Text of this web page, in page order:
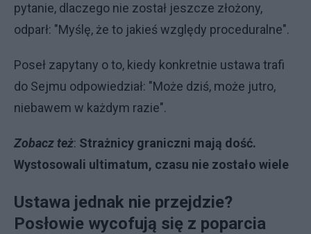
pytanie, dlaczego nie został jeszcze złożony,
odparł: "Myślę, że to jakieś względy proceduralne".
Poseł zapytany o to, kiedy konkretnie ustawa trafi
do Sejmu odpowiedział: "Może dziś, może jutro,
niebawem w każdym razie".
Zobacz też: Strażnicy graniczni mają dość.
Wystosowali ultimatum, czasu nie zostało wiele
Ustawa jednak nie przejdzie?
Posłowie wycofują się z poparcia